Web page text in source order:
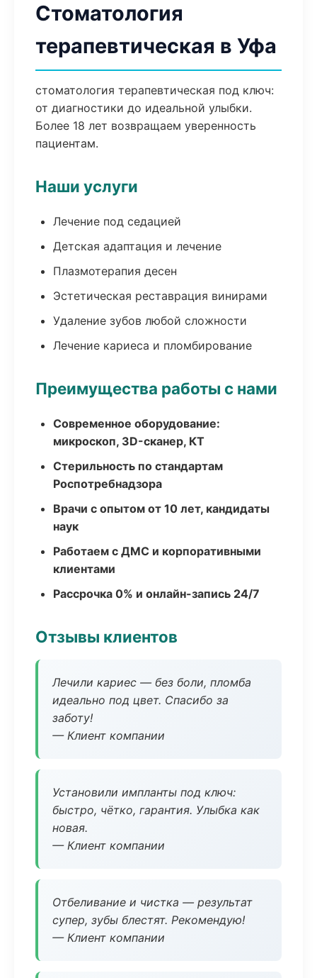
Стоматология
терапевтическая в Уфа
стоматология терапевтическая под ключ:
от диагностики до идеальной улыбки.
Более 18 лет возвращаем уверенность
пациентам.
Наши услуги
Лечение под седацией
Детская адаптация и лечение
Плазмотерапия десен
Эстетическая реставрация винирами
Удаление зубов любой сложности
Лечение кариеса и пломбирование
Преимущества работы с нами
Современное оборудование:
микроскоп, 3D-сканер, КТ
Стерильность по стандартам
Роспотребнадзора
Врачи с опытом от 10 лет, кандидаты
наук
Работаем с ДМС и корпоративными
клиентами
Рассрочка 0% и онлайн-запись 24/7
Отзывы клиентов
Лечили кариес — без боли, пломба
идеально под цвет. Спасибо за
заботу!
— Клиент компании
Установили импланты под ключ:
быстро, чётко, гарантия. Улыбка как
новая.
— Клиент компании
Отбеливание и чистка — результат
супер, зубы блестят. Рекомендую!
— Клиент компании